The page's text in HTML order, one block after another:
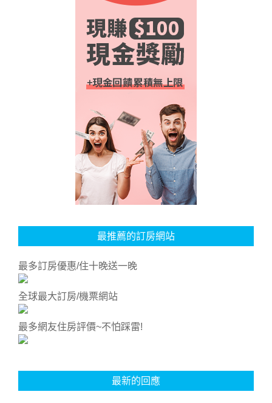
最推薦的訂房網站
最多訂房優惠/住十晚送一晚
全球最大訂房/機票網站
最多網友住房評價~不怕踩雷!
最新的回應